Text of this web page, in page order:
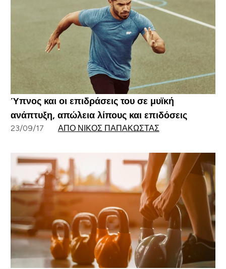
Ύπνος και οι επιδράσεις του σε μυϊκή
ανάπτυξη, απώλεια λίπους και επιδόσεις
23/09/17 ΑΠΌ ΝΊΚΟΣ ΠΑΠΑΚΏΣΤΑΣ